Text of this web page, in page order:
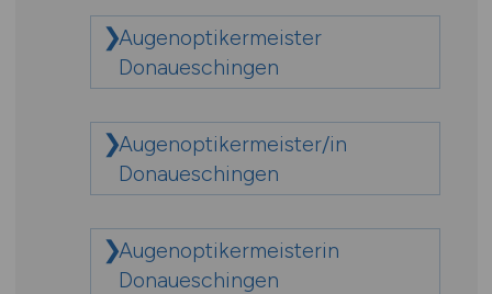
Augenoptikermeister
Donaueschingen
Augenoptikermeister/in
Donaueschingen
Augenoptikermeisterin
Donaueschingen